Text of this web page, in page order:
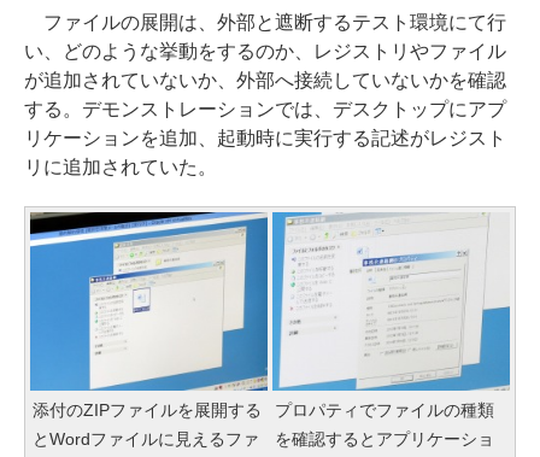
ファイルの展開は、外部と遮断するテスト環境にて行
い、どのような挙動をするのか、レジストリやファイル
が追加されていないか、外部へ接続していないかを確認
する。デモンストレーションでは、デスクトップにアプ
リケーションを追加、起動時に実行する記述がレジスト
リに追加されていた。
添付のZIPファイルを展開する
とWordファイルに見えるファ
プロパティでファイルの種類
を確認するとアプリケーショ